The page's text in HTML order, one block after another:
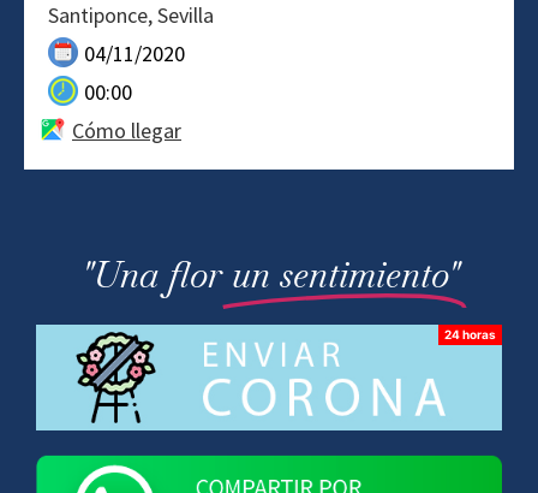
Santiponce Sevilla
04/11/2020
00:00
Cómo llegar
"Una flor un sentimiento"